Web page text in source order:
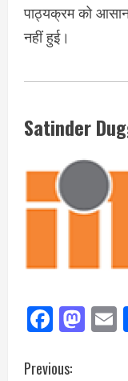
पाठ्यक्रम को
नहीं हुई।
Satinder
Previous: